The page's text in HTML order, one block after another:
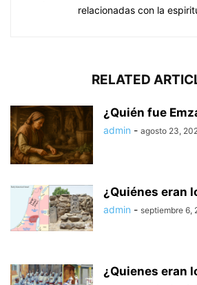
relacionadas con la
RELATED
¿Quién fue
admin - agosto 23,
¿Quiénes eran
admin - septiembre 6,
¿Quienes eran